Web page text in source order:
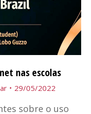
nas escolas
29/05/2022
sobre o uso